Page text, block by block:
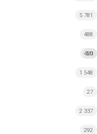
5 781
488
MI
420
1 548
27
2 337
292